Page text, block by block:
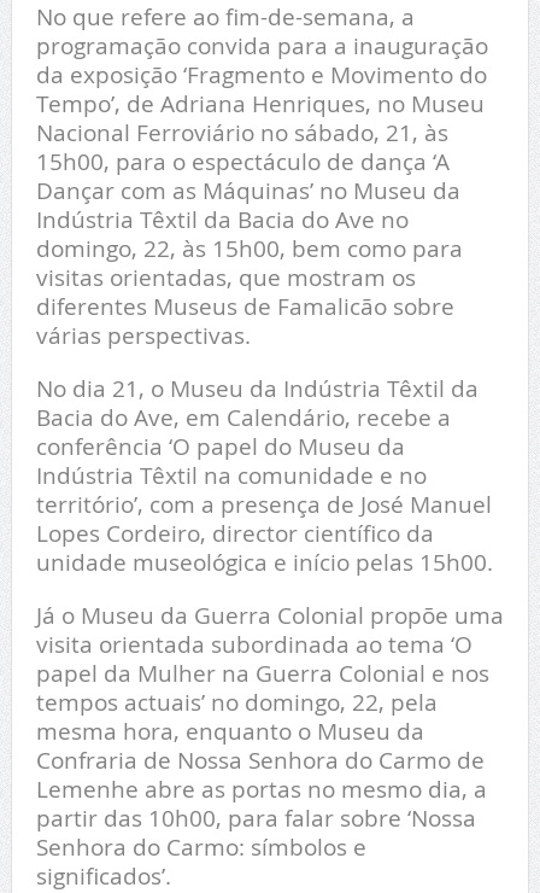
No que refere ao fim-de-semana, a
programação convida para a inauguração
da exposição ‘Fragmento e Movimento do
Tempo’, de Adriana Henriques, no Museu
Nacional Ferroviário no sábado, 21, às
15h00, para o espectáculo de dança ‘A
Dançar com as Máquinas’ no Museu da
Indústria Têxtil da Bacia do Ave no
domingo, 22, às 15h00, bem como para
visitas orientadas, que mostram os
diferentes Museus de Famalicão sobre
várias perspectivas.
No dia 21, o Museu da Indústria Têxtil da
Bacia do Ave, em Calendário, recebe a
conferência ‘O papel do Museu da
Indústria Têxtil na comunidade e no
território’, com a presença de José Manuel
Lopes Cordeiro, director científico da
unidade museológica e início pelas 15h00.
Já o Museu da Guerra Colonial propõe uma
visita orientada subordinada ao tema ‘O
papel da Mulher na Guerra Colonial e nos
tempos actuais’ no domingo, 22, pela
mesma hora, enquanto o Museu da
Confraria de Nossa Senhora do Carmo de
Lemenhe abre as portas no mesmo dia, a
partir das 10h00, para falar sobre ‘Nossa
Senhora do Carmo: símbolos e
significados’.